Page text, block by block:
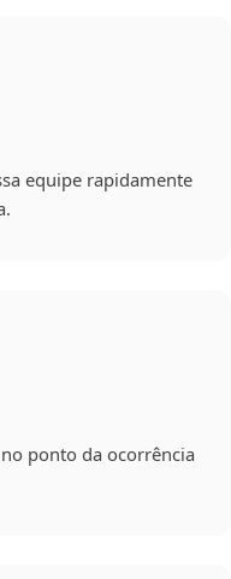
equipe rapidamente
ponto da ocorrência